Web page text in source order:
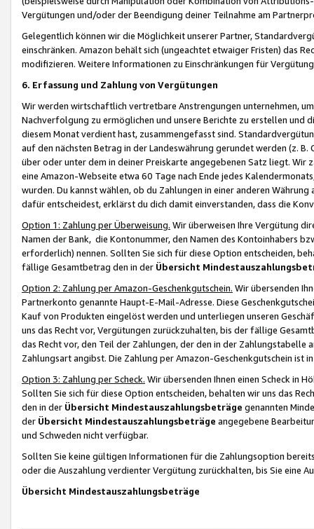
Vergütungen und/oder der Beendigung deiner Teilnahme am
Gelegentlich können wir die Möglichkeit unserer Partner,
einschränken. Amazon behält sich (ungeachtet etwaiger Fristen) das
modifizieren. Weitere Informationen zu Einschränkungen für
6. Erfassung und Zahlung von Vergütungen
Wir werden wirtschaftlich vertretbare Anstrengungen unternehmen,
Nachverfolgung zu ermöglichen und unsere Berichte zu erstellen und
diesem Monat verdient hast, zusammengefasst sind.
auf den nächsten Betrag in der Landeswährung gerundet werden (z.
über oder unter dem in deiner Preiskarte angegebenen Satz liegt.
eine Amazon-Webseite etwa 60 Tage nach Ende jedes
wurden. Du kannst wählen, ob du Zahlungen in einer anderen
dafür entscheidest, erklärst du dich damit einverstanden, dass die
Option 1: Zahlung per Überweisung. Wir überweisen Ihre Vergütung
Namen der Bank, die Kontonummer, den Namen des Kontoinhabers
erforderlich) nennen. Sollten Sie sich für diese Option entscheiden,
fällige Gesamtbetrag den in der Übersicht
Option 2: Zahlung per Amazon-Geschenkgutschein. Wir übersenden
Partnerkonto genannte Haupt-E-Mail-Adresse. Diese
Kauf von Produkten eingelöst werden und unterliegen unseren
uns das Recht vor, Vergütungen zurückzuhalten, bis der fällige
das Recht vor, den Teil der Zahlungen, der den in der
Zahlungsart angibst. Die Zahlung per Amazon-Geschenkgutschein ist
Option 3: Zahlung per Scheck. Wir übersenden Ihnen einen Scheck in
Sollten Sie sich für diese Option entscheiden, behalten wir uns das
den in der Übersicht Mindestauszahlungsbeträge genannten
der Übersicht Mindestauszahlungsbeträge angegebene
und Schweden nicht verfügbar.
Sollten Sie keine gültigen Informationen für die Zahlungsoption
oder die Auszahlung verdienter Vergütung zurückhalten, bis Sie
Übersicht Mindestauszahlungsbeträge